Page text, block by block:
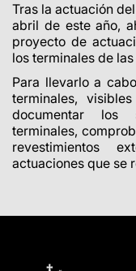
Tras la actuación
abril de este año,
proyecto de
los terminales de
Para llevarlo a
terminales,
documentar
los
terminales,
revestimientos
actuaciones que se